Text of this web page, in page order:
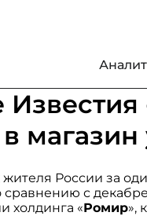
магазин
России за
с
холдинга «Ромир»,